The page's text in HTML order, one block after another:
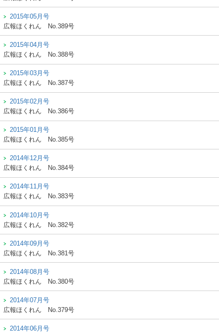
2015年05月号
広報ほくれん
No.389号
2015年04月号
広報ほくれん
No.388号
2015年03月号
広報ほくれん
No.387号
2015年02月号
広報ほくれん
No.386号
2015年01月号
広報ほくれん
No.385号
2014年12月号
広報ほくれん
No.384号
2014年11月号
広報ほくれん
No.383号
2014年10月号
広報ほくれん
No.382号
2014年09月号
広報ほくれん
No.381号
2014年08月号
広報ほくれん
No.380号
2014年07月号
広報ほくれん
No.379号
2014年06月号